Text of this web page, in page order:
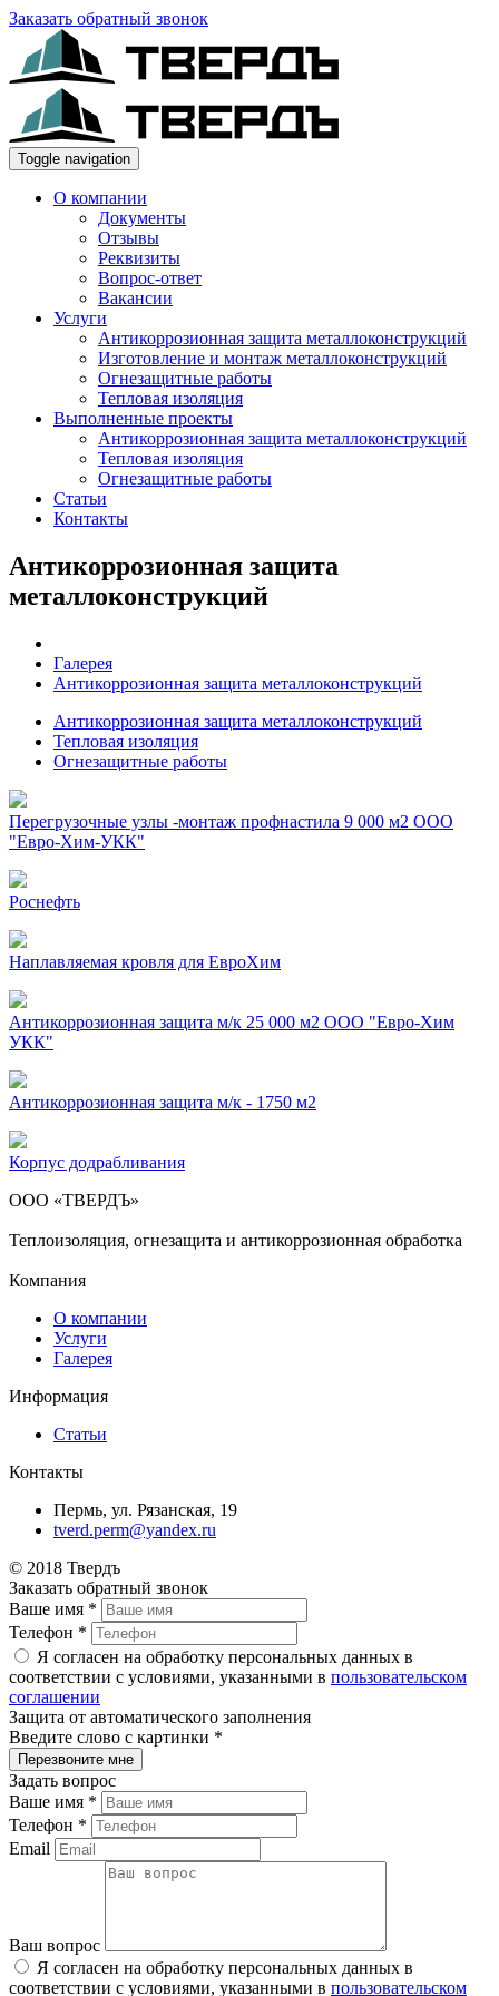
Заказать обратный звонок
Toggle navigation
О компании
Документы
Отзывы
Реквизиты
Вопрос-ответ
Вакансии
Услуги
Антикоррозионная защита металлоконструкций
Изготовление и монтаж металлоконструкций
Огнезащитные работы
Тепловая изоляция
Выполненные проекты
Антикоррозионная защита металлоконструкций
Тепловая изоляция
Огнезащитные работы
Статьи
Контакты
Антикоррозионная защита
металлоконструкций
Галерея
Антикоррозионная защита металлоконструкций
Антикоррозионная защита металлоконструкций
Тепловая изоляция
Огнезащитные работы
Перегрузочные узлы -монтаж профнастила 9 000 м2 ООО
"Евро-Хим-УКК"
Роснефть
Наплавляемая кровля для ЕвроХим
Антикоррозионная защита м/к 25 000 м2 ООО "Евро-Хим
УКК"
Антикоррозионная защита м/к - 1750 м2
Корпус додрабливания
ООО «ТВЕРДЪ»
Теплоизоляция, огнезащита и антикоррозионная обработка
Компания
О компании
Услуги
Галерея
Информация
Статьи
Контакты
Пермь, ул. Рязанская, 19
tverd.perm@yandex.ru
© 2018 Твердъ
Заказать обратный звонок
Ваше имя *
Телефон *
Я согласен на обработку персональных данных в
соответствии с условиями, указанными в пользовательском
соглашении
Защита от автоматического заполнения
Введите слово с картинки *
Задать вопрос
Ваше имя *
Телефон *
Email
Ваш вопрос
Я согласен на обработку персональных данных в
соответствии с условиями, указанными в пользовательском